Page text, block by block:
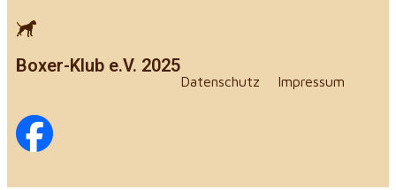
Boxer-Klub e.V. 2025
Datenschutz Impressum